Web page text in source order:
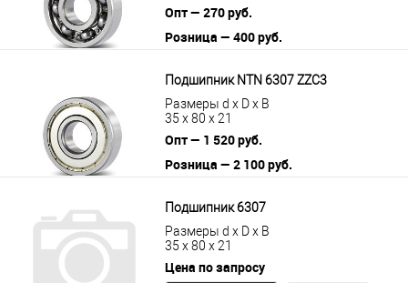
Опт — 270 руб.
Розница — 400 руб.
Подшипник NTN 6307 ZZC3
Размеры d x D x B
35 x 80 x 21
Опт — 1 520 руб.
Розница — 2 100 руб.
Подшипник 6307
Размеры d x D x B
35 x 80 x 21
Цена по запросу